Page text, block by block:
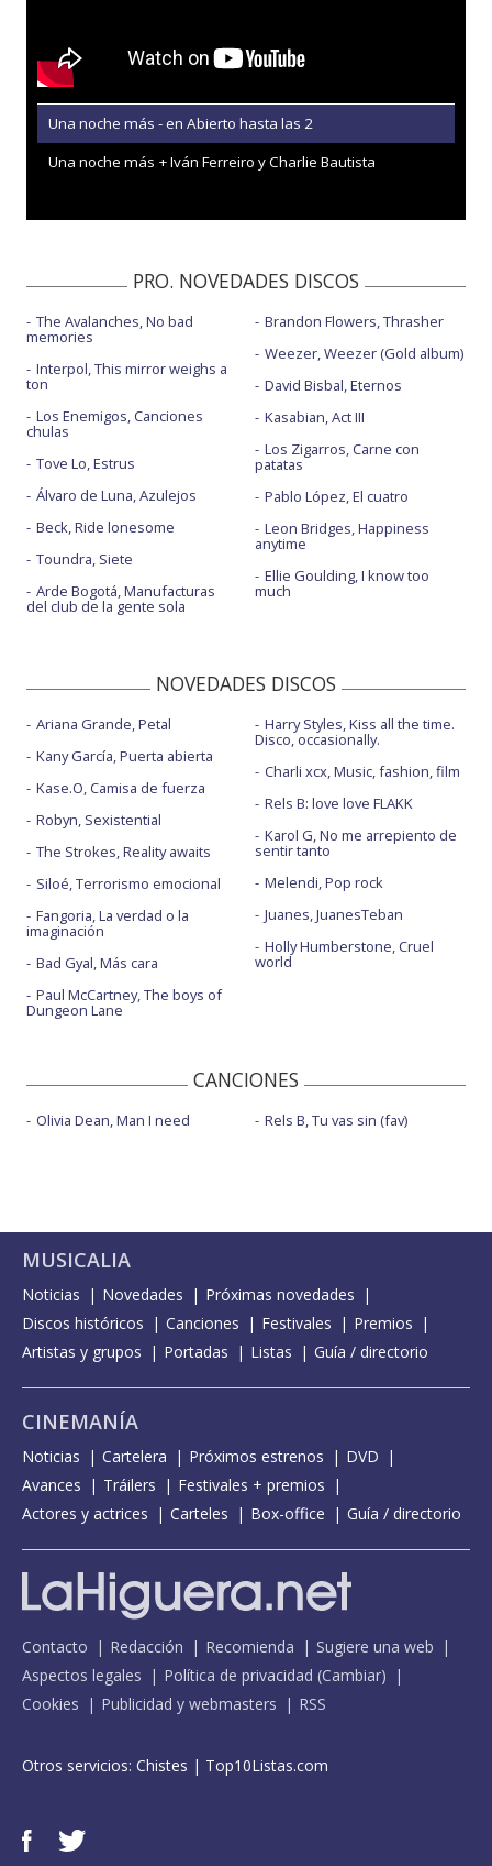
Una noche más - en Abierto hasta las 2
Una noche más + Iván Ferreiro y Charlie Bautista
PRO. NOVEDADES DISCOS
The Avalanches, No bad
memories
Interpol, This mirror weighs a
ton
Los Enemigos, Canciones
chulas
Tove Lo, Estrus
Álvaro de Luna, Azulejos
Beck, Ride lonesome
Toundra, Siete
Arde Bogotá, Manufacturas
del club de la gente sola
Brandon Flowers, Thrasher
Weezer, Weezer (Gold album)
David Bisbal, Eternos
Kasabian, Act III
Los Zigarros, Carne con
patatas
Pablo López, El cuatro
Leon Bridges, Happiness
anytime
Ellie Goulding, I know too
much
NOVEDADES DISCOS
Ariana Grande, Petal
Kany García, Puerta abierta
Kase.O, Camisa de fuerza
Robyn, Sexistential
The Strokes, Reality awaits
Siloé, Terrorismo emocional
Fangoria, La verdad o la
imaginación
Bad Gyal, Más cara
Paul McCartney, The boys of
Dungeon Lane
Harry Styles, Kiss all the time.
Disco, occasionally.
Charli xcx, Music, fashion, film
Rels B: love love FLAKK
Karol G, No me arrepiento de
sentir tanto
Melendi, Pop rock
Juanes, JuanesTeban
Holly Humberstone, Cruel
world
CANCIONES
Olivia Dean, Man I need Rels B, Tu vas sin (fav)
MUSICALIA
Noticias Novedades
Próximas novedades
Discos históricos
Canciones Festivales
Premios
Artistas y grupos
Portadas Listas Guía / directorio
CINEMANÍA
Noticias Cartelera Próximos estrenos
DVD
Avances
Tráilers
Festivales + premios
Actores y actrices
Carteles Box-office Guía / directorio
Contacto Redacción Recomienda
Sugiere una web
Aspectos legales
Política de privacidad (Cambiar)
Cookies
Publicidad y webmasters RSS
Otros servicios: Chistes | Top10Listas.com